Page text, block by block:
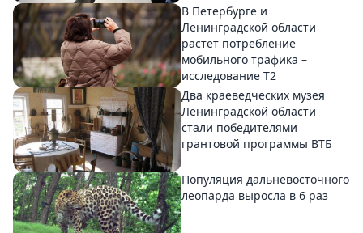
В Петербурге и
Ленинградской области
растет потребление
мобильного трафика –
исследование T2
Два краеведческих музея
Ленинградской области
стали победителями
грантовой программы ВТБ
Популяция дальневосточного
леопарда выросла в 6 раз